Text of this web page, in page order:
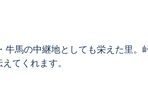
てくれます。